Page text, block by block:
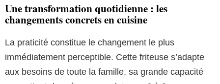
Une transformation quotidienne : les
changements concrets en cuisine
La praticité constitue le changement le plus
immédiatement perceptible. Cette friteuse s’adapte
aux besoins de toute la famille, sa grande capacité